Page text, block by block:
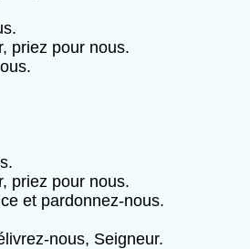
priez pour nous.
priez pour nous.
et pardonnez-nous.
nous, Seigneur.